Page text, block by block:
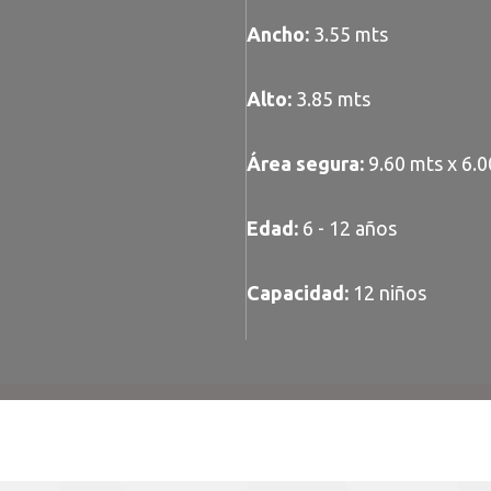
Ancho:3.55 mts
Alto:3.85 mts
Área segura:9.60 mts x
Edad:6 - 12 años
Capacidad:12 niños